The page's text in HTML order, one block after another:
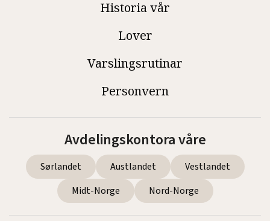
Historia vår
Lover
Varslingsrutinar
Personvern
Avdelingskontora våre
Sørlandet Austlandet
Vestlandet
Midt-Norge
Nord-Norge